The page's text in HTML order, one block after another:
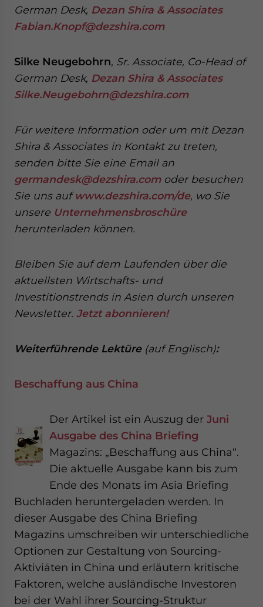
German Desk, Dezan Shira & Associates
Fabian.Knopf@dezshira.com
Silke Neugebohrn, Sr. Associate, Co-Head of
German Desk, Dezan Shira & Associates
Silke.Neugebohrn@dezshira.com
Für weitere Information oder um mit Dezan
Shira & Associates in Kontakt zu treten,
senden bitte Sie eine Email an
germandesk@dezshira.comoder besuchen
Sie uns aufwww.dezshira.com/de, wo Sie
unsere Unternehmensbroschüre
herunterladen können.
Bleiben Sie auf dem Laufenden über die
aktuellsten Wirtschafts- und
Investitionstrends in Asien durch unseren
Newsletter. Jetzt abonnieren!
Weiterführende Lektüre (auf Englisch):
Beschaffung aus China
Der Artikel ist ein Auszug der Juni
Ausgabe des China Briefing
Magazins: „Beschaffung aus China“.
Die aktuelle Ausgabe kann bis zum
Ende des Monats im Asia Briefing
Buchladen heruntergeladen werden. In
dieser Ausgabe des China Briefing
Magazins umschreiben wir unterschiedliche
Optionen zur Gestaltung von Sourcing-
Aktiviäten in China und erläutern kritische
Faktoren, welche ausländische Investoren
bei der Wahl ihrer Sourcing-Struktur